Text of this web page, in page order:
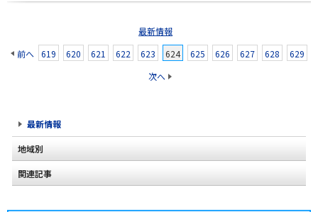
最新情報
前へ 619 620 621 622 623 624 625 626 627 628
629
次へ
最新情報
地域別
北海道
関連記事